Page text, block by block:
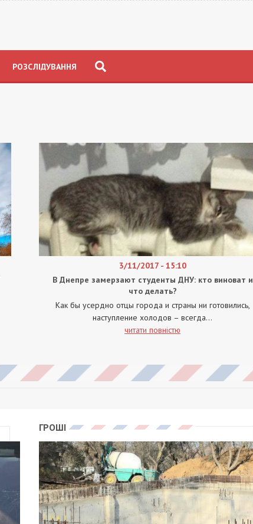
РОЗСЛІДУВАННЯ
3/11/2017 - 15:10
В Днепре замерзают студенты ДНУ: кто виноват и
что делать?
Как бы усердно отцы города и страны ни готовились,
наступление холодов – всегда...
читати повністю
ГРОШІ